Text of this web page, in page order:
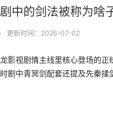
中的剑法被称为啥
更新时间：2026-07-02
影视剧情主线里核心登场的
剧中青冥剑配套还提及先秦